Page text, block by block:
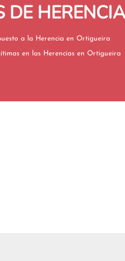
Impuesto a la Herencia en Ortigueira
Legítimas en las Herencias en Ortigueira